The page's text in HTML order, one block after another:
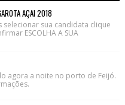
AÇAI 2018
sua candidata clique
ESCOLHA A SUA
agora a noite no porto de Feijó.